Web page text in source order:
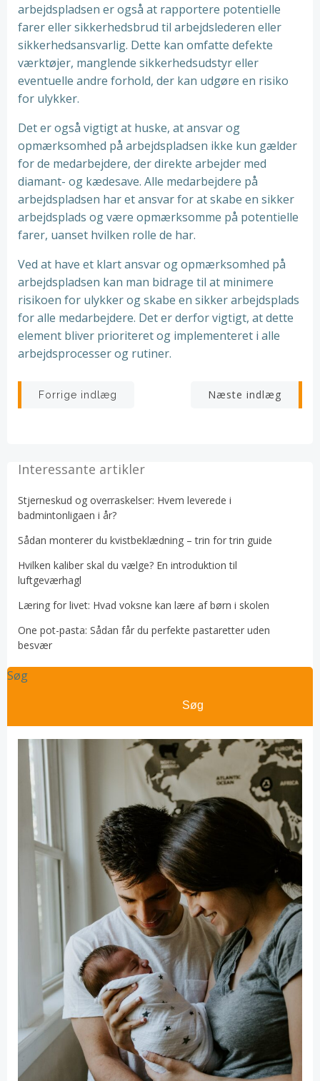
arbejdspladsen er også at rapportere potentielle
farer eller sikkerhedsbrud til arbejdslederen eller
sikkerhedsansvarlig. Dette kan omfatte defekte
værktøjer, manglende sikkerhedsudstyr eller
eventuelle andre forhold, der kan udgøre en risiko
for ulykker.
Det er også vigtigt at huske, at ansvar og
opmærksomhed på arbejdspladsen ikke kun gælder
for de medarbejdere, der direkte arbejder med
diamant- og kædesave. Alle medarbejdere på
arbejdspladsen har et ansvar for at skabe en sikker
arbejdsplads og være opmærksomme på potentielle
farer, uanset hvilken rolle de har.
Ved at have et klart ansvar og opmærksomhed på
arbejdspladsen kan man bidrage til at minimere
risikoen for ulykker og skabe en sikker arbejdsplads
for alle medarbejdere. Det er derfor vigtigt, at dette
element bliver prioriteret og implementeret i alle
arbejdsprocesser og rutiner.
Indlægsnavigation
Forrige indlæg Næste indlæg
Interessante artikler
Stjerneskud og overraskelser: Hvem leverede i
badmintonligaen i år?
Sådan monterer du kvistbeklædning – trin for trin guide
Hvilken kaliber skal du vælge? En introduktion til
luftgeværhagl
Læring for livet: Hvad voksne kan lære af børn i skolen
One pot-pasta: Sådan får du perfekte pastaretter uden
besvær
Søg
Søg